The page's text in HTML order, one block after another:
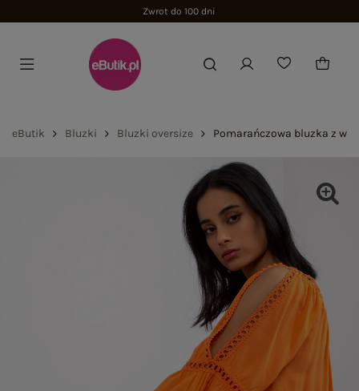
Zwrot do 100 dni
eButik Bluzki Bluzki oversize Pomarańczowa bluzka z